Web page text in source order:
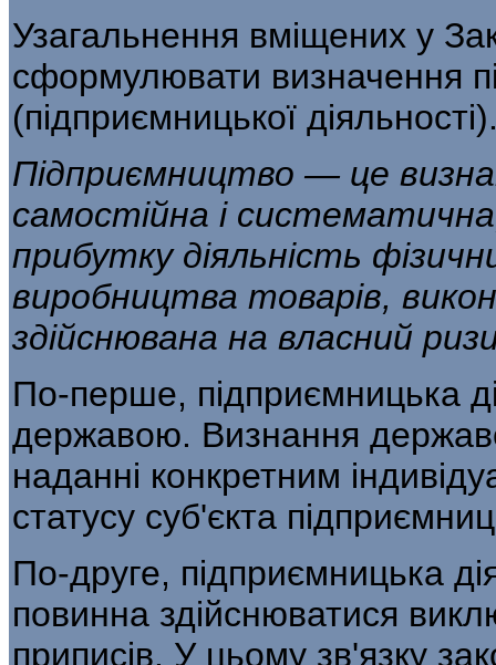
Узагальнення вміщених у
сформу­лювати визначення
(підприємницької
Підприємництво — це
самостійна і
прибутку діяльність
виробництва товарів,
здійснювана на власний
По-перше, підприємницька
держа­вою. Визнання
наданні конкретним
статусу суб'єкта
По-друге, підприємницька
повинна здійснюватися
приписів. У цьому зв'язку